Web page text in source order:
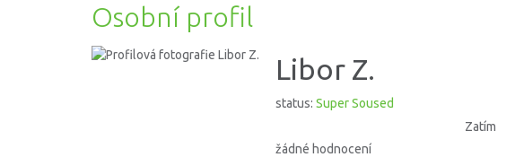
Osobní profil
Libor Z.
status: Super Soused
Zatím
žádné hodnocení